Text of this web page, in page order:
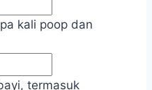
kali poop dan
termasuk